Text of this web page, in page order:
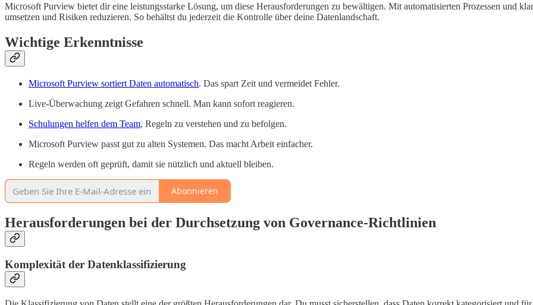
Microsoft Purview bietet dir eine leistungsstarke Lösung, um diese Herausforderungen zu bewältigen. Mit automatisierten Prozessen und
umsetzen und Risiken reduzieren. So behältst du jederzeit die Kontrolle über deine Datenlandschaft.
Wichtige Erkenntnisse
Microsoft Purview sortiert Daten automatisch. Das spart Zeit und vermeidet Fehler.
Live-Überwachung zeigt Gefahren schnell. Man kann sofort reagieren.
Schulungen helfen dem Team, Regeln zu verstehen und zu befolgen.
Microsoft Purview passt gut zu alten Systemen. Das macht Arbeit einfacher.
Regeln werden oft geprüft, damit sie nützlich und aktuell bleiben.
Abonnieren
Herausforderungen bei der Durchsetzung von Governance-Richtlinien
Komplexität der Datenklassifizierung